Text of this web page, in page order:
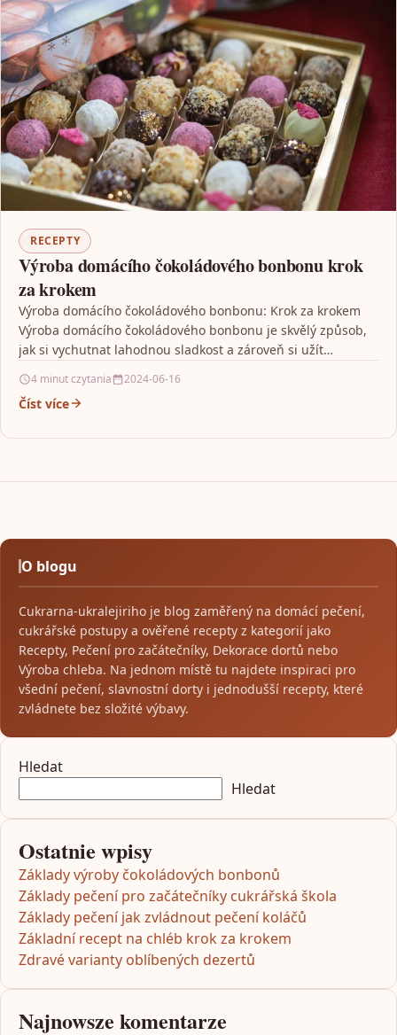
RECEPTY
Výroba domácího čokoládového bonbonu krok
za krokem
Výroba domácího čokoládového bonbonu: Krok za krokem
Výroba domácího čokoládového bonbonu je skvělý způsob,
jak si vychutnat lahodnou sladkost a zároveň si užít
4 minut czytania 2024-06-16
Číst více
O blogu
Cukrarna-ukralejiriho je blog zaměřený na domácí pečení,
cukrářské postupy a ověřené recepty z kategorií jako
Recepty, Pečení pro začátečníky, Dekorace dortů nebo
Výroba chleba. Na jednom místě tu najdete inspiraci pro
všední pečení, slavnostní dorty i jednodušší recepty, které
zvládnete bez složité výbavy.
Hledat
Hledat
Ostatnie wpisy
Základy výroby čokoládových bonbonů
Základy pečení pro začátečníky cukrářská škola
Základy pečení jak zvládnout pečení koláčů
Základní recept na chléb krok za krokem
Zdravé varianty oblíbených dezertů
Najnowsze komentarze